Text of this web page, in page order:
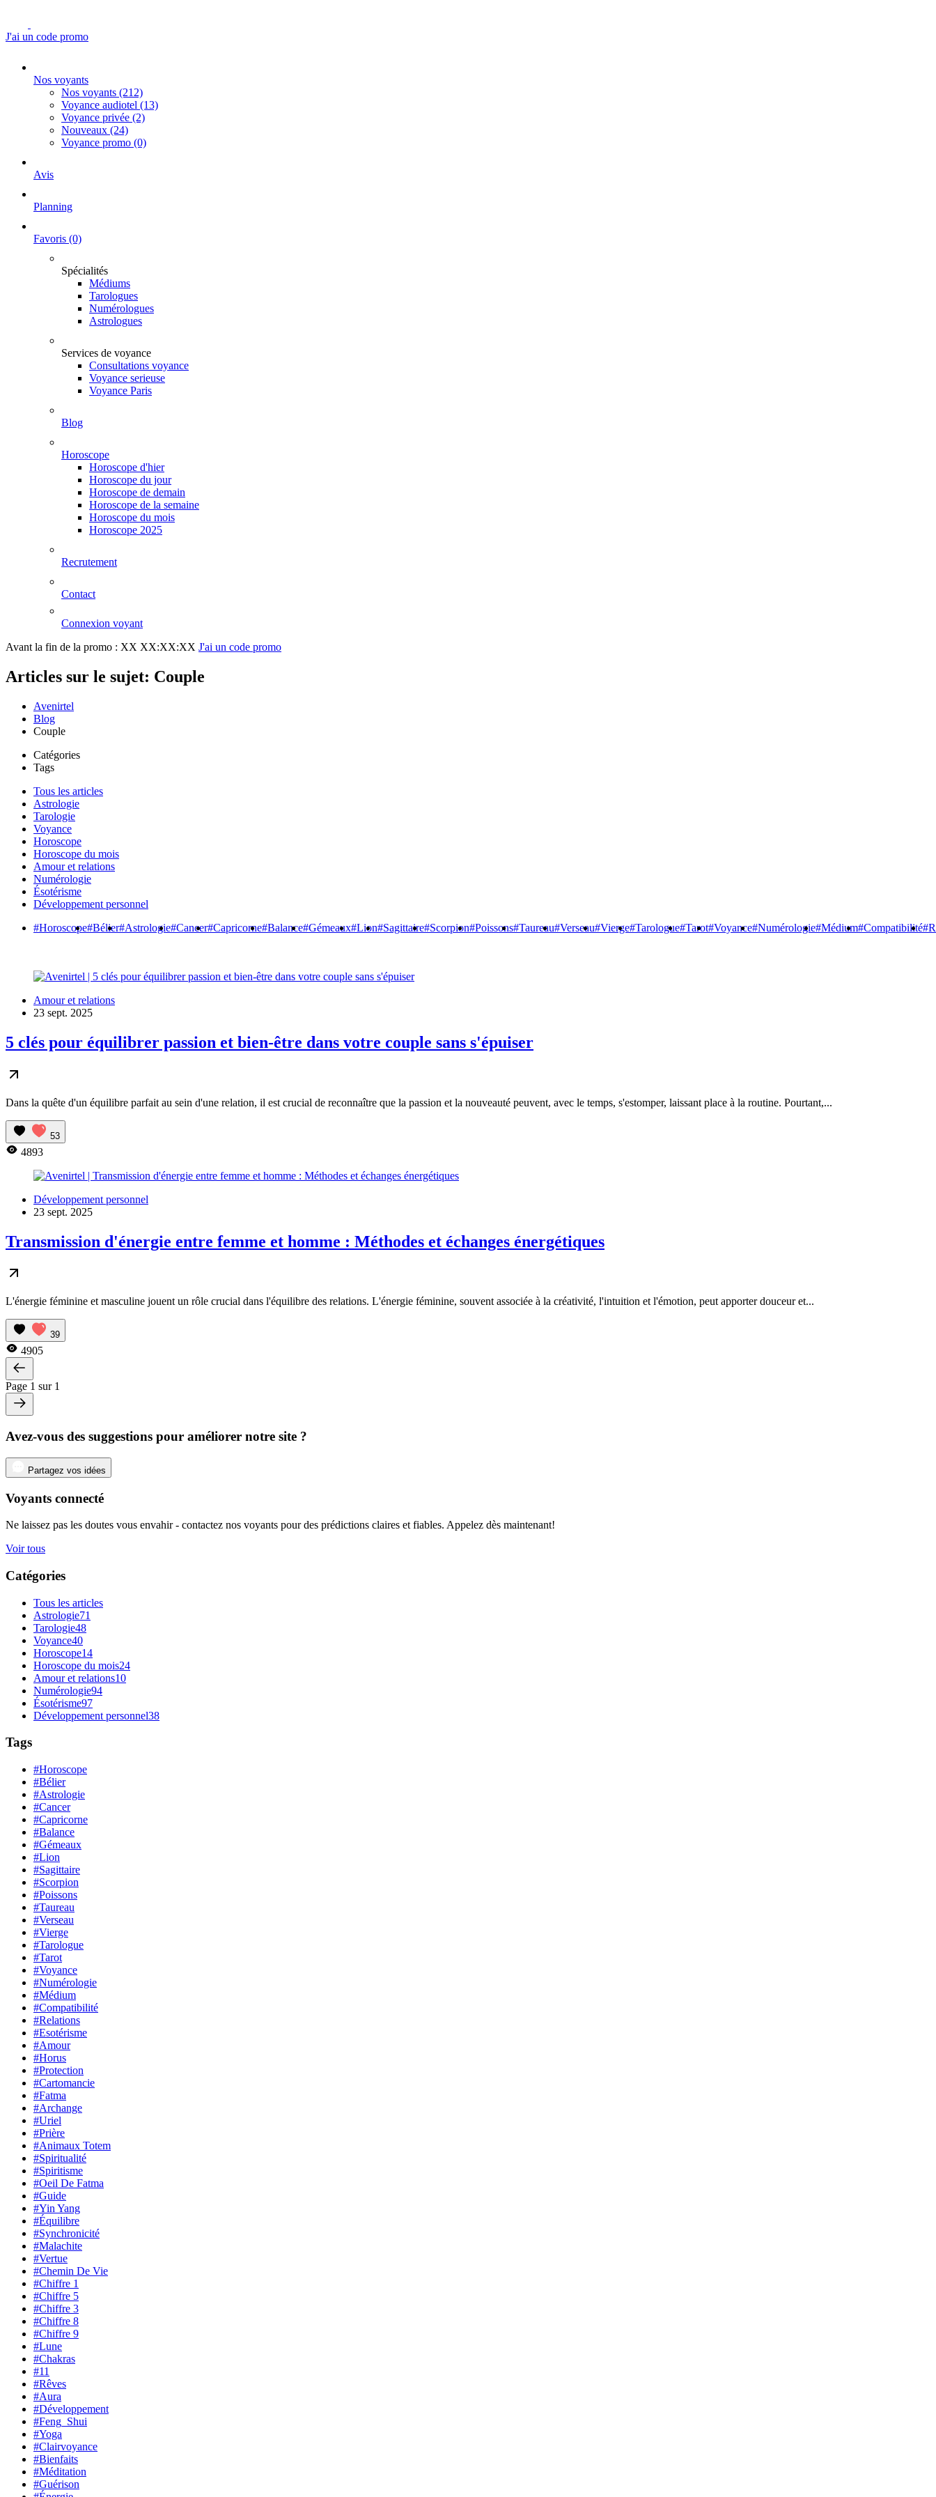
J'ai un code promo
Nos voyants
Nos voyants (212)
Voyance audiotel (13)
Voyance privée (2)
Nouveaux (24)
Voyance promo (0)
Avis
Planning
Favoris (0)
Spécialités
Médiums
Tarologues
Numérologues
Astrologues
Services de voyance
Consultations voyance
Voyance serieuse
Voyance Paris
Blog
Horoscope
Horoscope d'hier
Horoscope du jour
Horoscope de demain
Horoscope de la semaine
Horoscope du mois
Horoscope 2025
Recrutement
Contact
Connexion voyant
Avant la fin de la promo : XX XX:XX:XX J'ai un code promo
Articles sur le sujet: Couple
Avenirtel
Blog
Couple
Catégories
Tags
Tous les articles
Astrologie
Tarologie
Voyance
Horoscope
Horoscope du mois
Amour et relations
Numérologie
Ésotérisme
Développement personnel
#Horoscope#Bélier#Astrologie#Cancer#Capricorne#Balance#Gémeaux#Lion#Sagittaire#Scorpion#Poissons#Taureau#Verseau#Vierge#Tarologue#Tarot#Voyance#Numérologie#Médium#Compatibilité
Amour et relations
23 sept. 2025
5 clés pour équilibrer passion et bien-être dans votre couple sans s'épuiser
Dans la quête d'un équilibre parfait au sein d'une relation, il est crucial de reconnaître que la passion et la nouveauté peuvent, avec le temps, s'estomper, laissant place à la routine. Pourtant,...
53
4893
Développement personnel
23 sept. 2025
Transmission d'énergie entre femme et homme : Méthodes et échanges énergétiques
L'énergie féminine et masculine jouent un rôle crucial dans l'équilibre des relations. L'énergie féminine, souvent associée à la créativité, l'intuition et l'émotion, peut apporter douceur et...
39
4905
Page 1 sur 1
Avez-vous des suggestions pour améliorer notre site ?
Partagez vos idées
Voyants connecté
Ne laissez pas les doutes vous envahir - contactez nos voyants pour des prédictions claires et fiables. Appelez dès maintenant!
Voir tous
Catégories
Tous les articles
Astrologie71
Tarologie48
Voyance40
Horoscope14
Horoscope du mois24
Amour et relations10
Numérologie94
Ésotérisme97
Développement personnel38
Tags
#Horoscope
#Bélier
#Astrologie
#Cancer
#Capricorne
#Balance
#Gémeaux
#Lion
#Sagittaire
#Scorpion
#Poissons
#Taureau
#Verseau
#Vierge
#Tarologue
#Tarot
#Voyance
#Numérologie
#Médium
#Compatibilité
#Relations
#Esotérisme
#Amour
#Horus
#Protection
#Cartomancie
#Fatma
#Archange
#Uriel
#Prière
#Animaux Totem
#Spiritualité
#Spiritisme
#Oeil De Fatma
#Guide
#Yin Yang
#Équilibre
#Synchronicité
#Malachite
#Vertue
#Chemin De Vie
#Chiffre 1
#Chiffre 5
#Chiffre 3
#Chiffre 8
#Chiffre 9
#Lune
#Chakras
#11
#Rêves
#Aura
#Développement
#Feng_Shui
#Yoga
#Clairvoyance
#Bienfaits
#Méditation
#Guérison